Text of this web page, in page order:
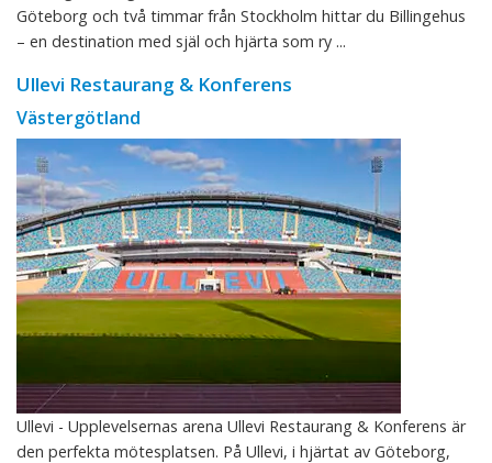
Göteborg och två timmar från Stockholm hittar du Billingehus
– en destination med själ och hjärta som ry ...
Ullevi Restaurang & Konferens
Västergötland
Ullevi - Upplevelsernas arena Ullevi Restaurang & Konferens är
den perfekta mötesplatsen. På Ullevi, i hjärtat av Göteborg,